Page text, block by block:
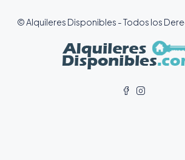
© Alquileres Disponibles - Todos los